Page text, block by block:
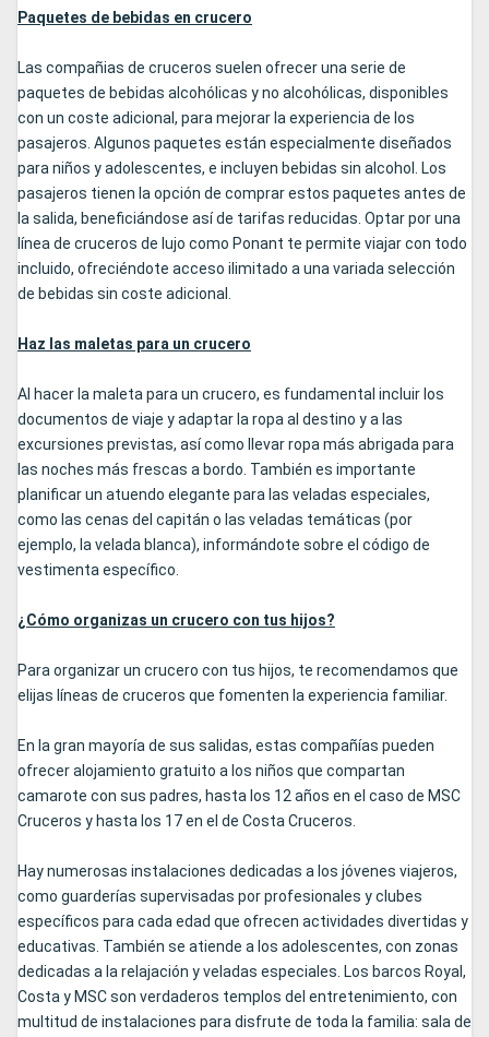
Paquetes de bebidas en crucero
Las compañias de cruceros suelen ofrecer una serie de
paquetes de bebidas alcohólicas y no alcohólicas, disponibles
con un coste adicional, para mejorar la experiencia de los
pasajeros. Algunos paquetes están especialmente diseñados
para niños y adolescentes, e incluyen bebidas sin alcohol. Los
pasajeros tienen la opción de comprar estos paquetes antes de
la salida, beneficiándose así de tarifas reducidas. Optar por una
línea de cruceros de lujo como Ponant te permite viajar con todo
incluido, ofreciéndote acceso ilimitado a una variada selección
de bebidas sin coste adicional.
Haz las maletas para un crucero
Al hacer la maleta para un crucero, es fundamental incluir los
documentos de viaje y adaptar la ropa al destino y a las
excursiones previstas, así como llevar ropa más abrigada para
las noches más frescas a bordo. También es importante
planificar un atuendo elegante para las veladas especiales,
como las cenas del capitán o las veladas temáticas (por
ejemplo, la velada blanca), informándote sobre el código de
vestimenta específico.
¿Cómo organizas un crucero con tus hijos?
Para organizar un crucero con tus hijos, te recomendamos que
elijas líneas de cruceros que fomenten la experiencia familiar.
En la gran mayoría de sus salidas, estas compañías pueden
ofrecer alojamiento gratuito a los niños que compartan
camarote con sus padres, hasta los 12 años en el caso de MSC
Cruceros y hasta los 17 en el de Costa Cruceros.
Hay numerosas instalaciones dedicadas a los jóvenes viajeros,
como guarderías supervisadas por profesionales y clubes
específicos para cada edad que ofrecen actividades divertidas y
educativas. También se atiende a los adolescentes, con zonas
dedicadas a la relajación y veladas especiales. Los barcos Royal,
Costa y MSC son verdaderos templos del entretenimiento, con
multitud de instalaciones para disfrute de toda la familia: sala de